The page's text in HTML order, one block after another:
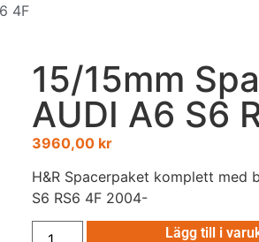
4F
15/15mm
AUDI A6 S6
3960,00 kr
H&R Spacerpaket komplett med
S6 RS6 4F 2004-
Lägg till i